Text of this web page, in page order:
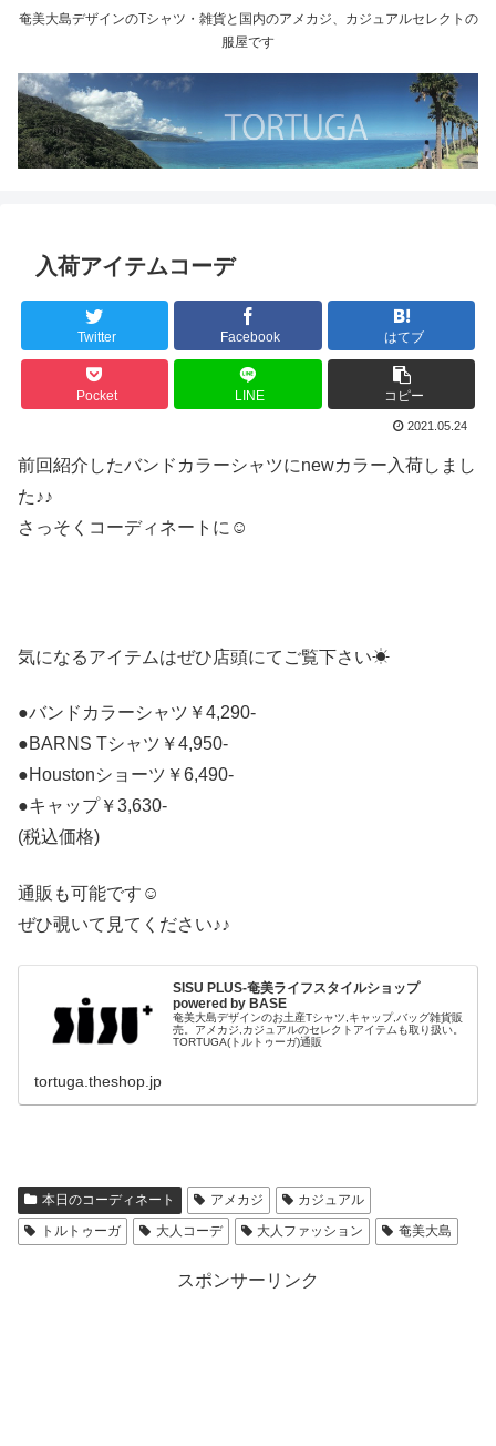
奄美大島デザインのTシャツ・雑貨と国内のアメカジ、カジュアルセレクトの
服屋です
入荷アイテムコーデ
Twitter Facebook はてブ
Pocket LINE コピー
2021.05.24
前回紹介したバンドカラーシャツにnewカラー入荷しまし
た♪♪
さっそくコーディネートに☺︎︎︎︎
気になるアイテムはぜひ店頭にてご覧下さい☀︎
●バンドカラーシャツ￥4,290-
●BARNS Tシャツ￥4,950-
●Houstonショーツ￥6,490-
●キャップ￥3,630-
(税込価格)
通販も可能です☺︎︎︎︎
ぜひ覗いて見てください♪♪
SISU PLUS-奄美ライフスタイルショップ
powered by BASE
奄美大島デザインのお土産Tシャツ,キャップ,バッグ雑貨販
売。アメカジ,カジュアルのセレクトアイテムも取り扱い。
TORTUGA(トルトゥーガ)通販
tortuga.theshop.jp
本日のコーディネート アメカジ
カジュアル
トルトゥーガ
大人コーデ 大人ファッション 奄美大島
スポンサーリンク